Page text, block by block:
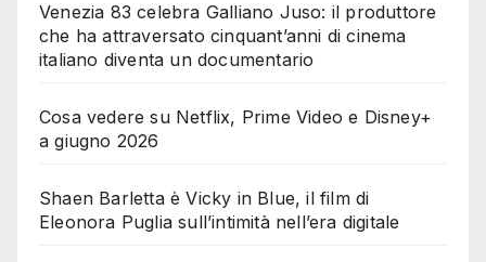
Venezia 83 celebra Galliano Juso: il produttore
che ha attraversato cinquant’anni di cinema
italiano diventa un documentario
Cosa vedere su Netflix, Prime Video e Disney+
a giugno 2026
Shaen Barletta è Vicky in Blue, il film di
Eleonora Puglia sull’intimità nell’era digitale